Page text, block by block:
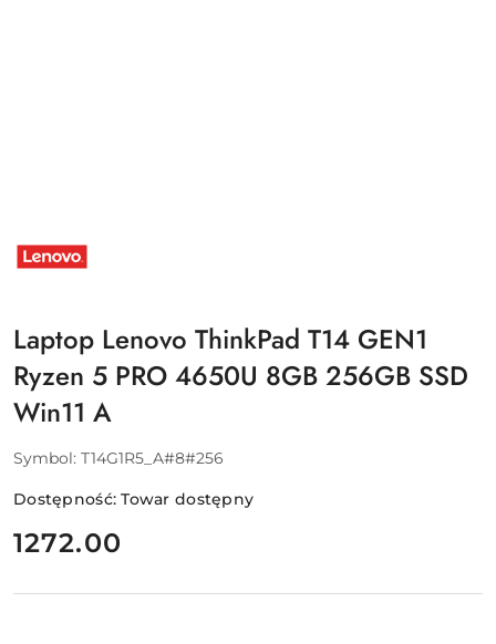
PRODUCENTA:
LENOVO
Laptop Lenovo ThinkPad T14 GEN1
Ryzen 5 PRO 4650U 8GB 256GB SSD
Win11 A
Symbol: T14G1R5_A#8#256
Dostępność:Towar dostępny
cena:
1272.00